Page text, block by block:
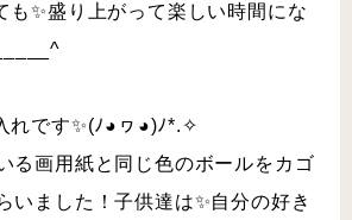
も✨盛り上がって楽しい時間にな
れです✨(ﾉ◕ヮ◕)ﾉ*.✧
る画用紙と同じ色のボールをカゴ
いました！子供達は✨自分の好き